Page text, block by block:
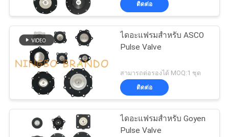
ติดต่อ
ไดอะแฟรมสำหรับ ASCO
Pulse Valve
สามารถต่อรองได้ MOQ:1 ชุด
ติดต่อ
ไดอะแฟรมสำหรับ Goyen
Pulse Valve